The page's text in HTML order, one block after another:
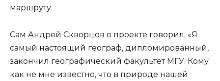
маршруту.
Сам Андрей Скворцов о проекте говорил: «Я
самый настоящий географ, дипломированный,
закончил географический факультет МГУ. Кому
как не мне известно, что в природе нашей